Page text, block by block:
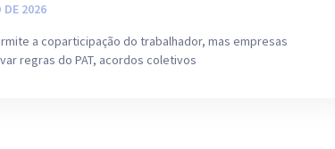
DE 2026
a coparticipação do trabalhador, mas empresas
regras do PAT, acordos coletivos